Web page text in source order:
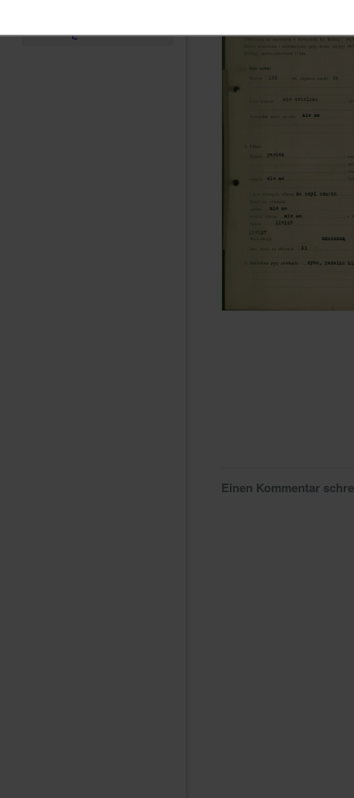
e
Einen Kommentar